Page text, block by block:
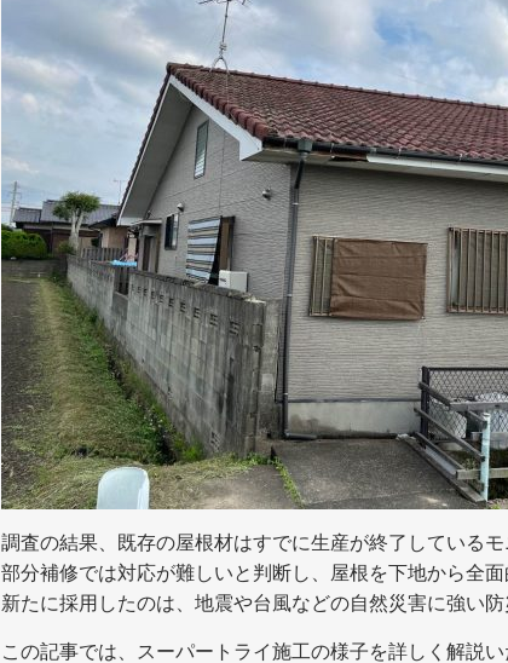
調査の結果、既存の屋根材はすでに生産が終了している
部分補修では対応が難しいと判断し、屋根を下地から全
新たに採用したのは、地震や台風などの自然災害に強い防
この記事では、スーパートライ施工の様子を詳しく解説い